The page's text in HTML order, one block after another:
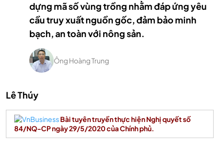
dựng mã số vùng trồng nhằm đáp ứng yêu
cầu truy xuất nguồn gốc, đảm bảo minh
bạch, an toàn với nông sản.
Ông Hoàng Trung
Lê Thúy
Bài tuyên truyền thực hiện Nghị quyết số
84/NQ-CP ngày 29/5/2020 của Chính phủ.